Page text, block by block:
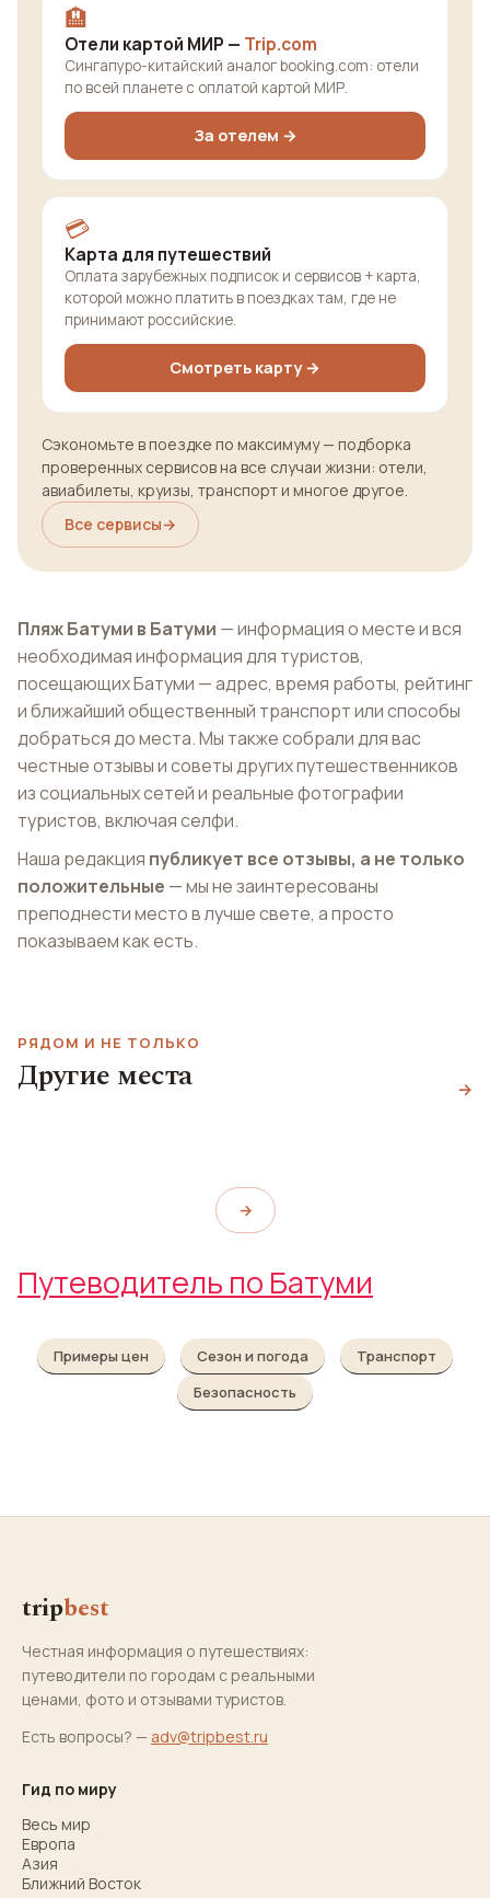
🏨
Отели картой МИР — Trip.com
Сингапуро-китайский аналог booking.com: отели
по всей планете с оплатой картой МИР.
За отелем →
💳
Карта для путешествий
Оплата зарубежных подписок и сервисов + карта,
которой можно платить в поездках там, где не
принимают российские.
Смотреть карту →
Сэкономьте в поездке по максимуму — подборка
проверенных сервисов на все случаи жизни: отели,
авиабилеты, круизы, транспорт и многое другое.
Все сервисы→
Пляж Батуми в Батуми — информация о месте и вся
необходимая информация для туристов,
посещающих Батуми — адрес, время работы, рейтинг
и ближайший общественный транспорт или способы
добраться до места. Мы также собрали для вас
честные отзывы и советы других путешественников
из социальных сетей и реальные фотографии
туристов, включая селфи.
Наша редакция публикует все отзывы, а не только
положительные — мы не заинтересованы
преподнести место в лучше свете, а просто
показываем как есть.
РЯДОМ И НЕ ТОЛЬКО
Другие места →
Пляж Гонио
→
Путеводитель по Батуми
Примеры цен Сезон и погода
Транспорт
Безопасность
tripbest
Честная информация о путешествиях:
путеводители по городам с реальными
ценами, фото и отзывами туристов.
Есть вопросы? — adv@tripbest.ru
Гид по миру
Весь мир
Европа
Азия
Ближний Восток